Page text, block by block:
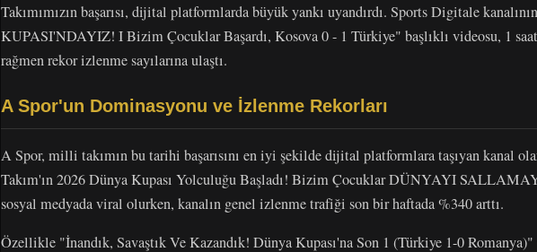
Takımımızın başarısı, dijital platformlarda büyük yankı uyandırdı. Sports Digitale
KUPASI'NDAYIZ! I Bizim Çocuklar Başardı, Kosova 0 - 1 Türkiye" başlıklı videosu, 1
rağmen rekor izlenme sayılarına ulaştı.
A Spor'un Dominasyonu ve İzlenme Rekorları
A Spor, milli takımın bu tarihi başarısını en iyi şekilde dijital platformlara taşıyan kanal
Takım'ın 2026 Dünya Kupası Yolculuğu Başladı! Bizim Çocuklar DÜNYAYI
sosyal medyada viral olurken, kanalın genel izlenme trafiği son bir haftada %340 arttı.
Özellikle "İnandık, Savaştık Ve Kazandık! Dünya Kupası'na Son 1 (Türkiye 1-0